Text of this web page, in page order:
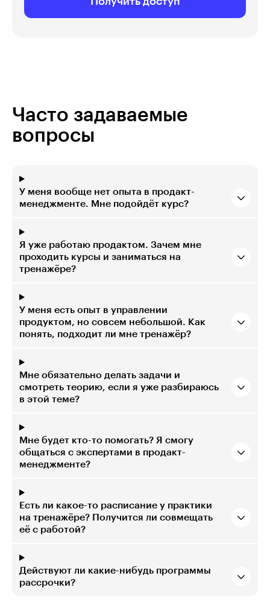
Часто задаваемые
вопросы
У меня вообще нет опыта в продакт-
менеджменте. Мне подойдёт курс?
Я уже работаю продактом. Зачем мне
проходить курсы и заниматься на
тренажёре?
У меня есть опыт в управлении
продуктом, но совсем небольшой. Как
понять, подходит ли мне тренажёр?
Мне обязательно делать задачи и
смотреть теорию, если я уже разбираюсь
в этой теме?
Мне будет кто-то помогать? Я смогу
общаться с экспертами в продакт-
менеджменте?
Есть ли какое-то расписание у практики
на тренажёре? Получится ли совмещать
её с работой?
Действуют ли какие-нибудь программы
рассрочки?